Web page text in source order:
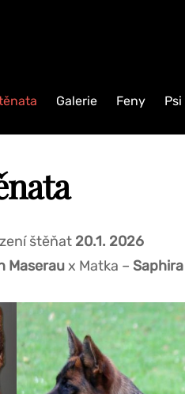
Galerie Feny Psi
štěňat 20.1. 2026
Maseraux Matka –